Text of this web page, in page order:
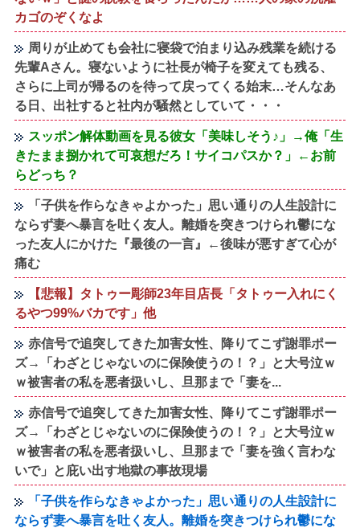
カゴのぞくなよ
周りが止めても会社に寝袋で泊まり込み残業を続ける
先輩Aさん。寝ないように社長が椅子を変えても残る、
さらに上司が帰るのを待って戻ってくる始末…そんなあ
る日、出社すると社内が騒然としていて・・・
スッポン解体動画を見る彼女「美味しそう♪」→俺「生
きたまま捌かれて可哀想だろ！サイコパスか？」←お前
らどっち？
「子供を作らなきゃよかった」思い通りの人生設計に
ならず妻へ暴言を吐く友人。離婚を突きつけられ鬱にな
った友人にかけた『最後の一言』←後味が悪すぎて心が
痛む
【悲報】タトゥー彫師23年目店長「タトゥー入れにく
るやつ99%バカです」他
赤信号で追突してきた加害女性、降りてこず謝罪ポー
ズ→「わざとじゃないのに保険使うの！？」と大号泣ｗ
ｗ被害者の私を悪者扱いし、旦那まで「妻を...
赤信号で追突してきた加害女性、降りてこず謝罪ポー
ズ→「わざとじゃないのに保険使うの！？」と大号泣ｗ
ｗ被害者の私を悪者扱いし、旦那まで「妻を強く言わな
いで」と庇い出す地獄の事故現場
「子供を作らなきゃよかった」思い通りの人生設計に
ならず妻へ暴言を吐く友人。離婚を突きつけられ鬱にな